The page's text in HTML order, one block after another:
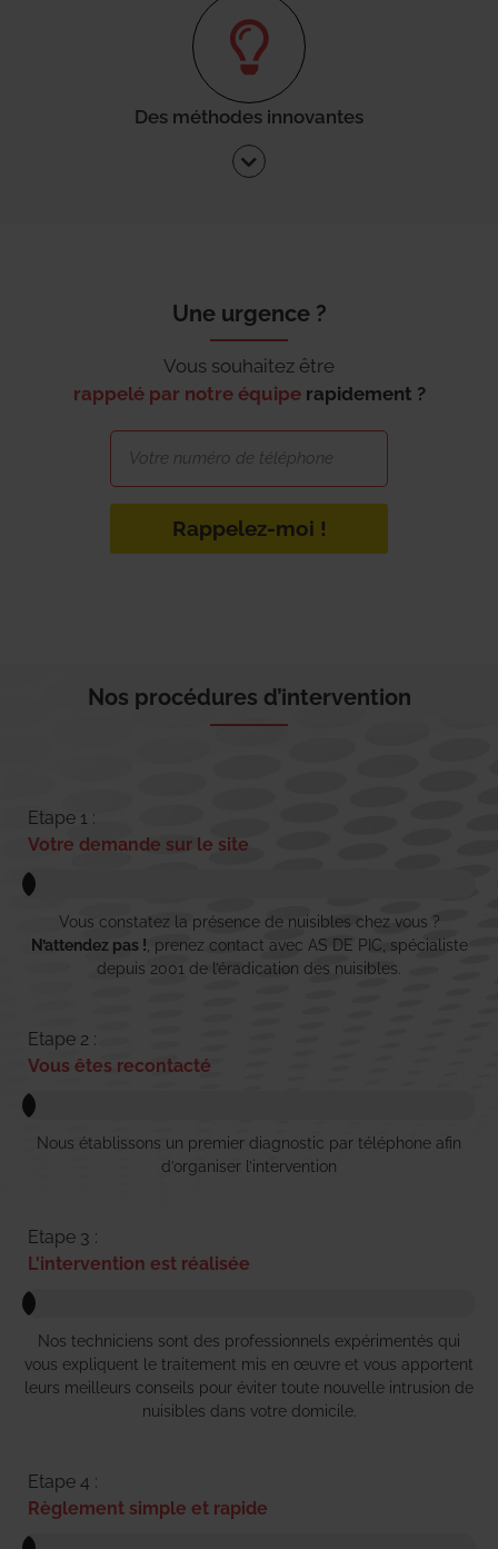
Des méthodes innovantes
Une urgence ?
Vous souhaitez être
rappelé par notre équipe rapidement ?
Rappelez-moi !
Nos procédures d’intervention
Etape 1 :
Votre demande sur le site
Vous constatez la présence de nuisibles chez vous ?
N’attendez pas ! , prenez contact avec AS DE PIC, spécialiste
depuis 2001 de l’éradication des nuisibles.
Etape 2 :
Vous êtes recontacté
Nous établissons un premier diagnostic par téléphone afin
d’organiser l’intervention
Etape 3 :
L'intervention est réalisée
Nos techniciens sont des professionnels expérimentés qui
vous expliquent le traitement mis en œuvre et vous apportent
leurs meilleurs conseils pour éviter toute nouvelle intrusion de
nuisibles dans votre domicile.
Etape 4 :
Règlement simple et rapide